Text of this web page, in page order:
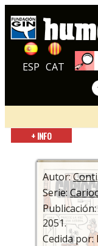
ESP CAT
+ INFO
Autor:Conti.
Serie:
2051.
Cedida por: